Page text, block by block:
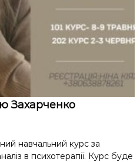
Захарченко
навчальний курс за
в психотерапії. Курс буде